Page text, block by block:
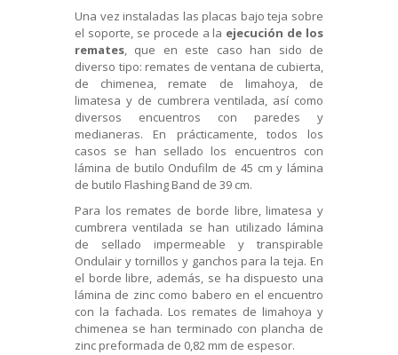
Una vez instaladas las placas bajo teja sobre
el soporte, se procede a la ejecución de los
remates, que en este caso han sido de
diverso tipo: remates de ventana de cubierta,
de chimenea, remate de limahoya, de
limatesa y de cumbrera ventilada, así como
diversos encuentros con paredes y
medianeras. En prácticamente, todos los
casos se han sellado los encuentros con
lámina de butilo Ondufilm de 45 cm y lámina
de butilo Flashing Band de 39 cm.
Para los remates de borde libre, limatesa y
cumbrera ventilada se han utilizado lámina
de sellado impermeable y transpirable
Ondulair y tornillos y ganchos para la teja. En
el borde libre, además, se ha dispuesto una
lámina de zinc como babero en el encuentro
con la fachada. Los remates de limahoya y
chimenea se han terminado con plancha de
zinc preformada de 0,82 mm de espesor.